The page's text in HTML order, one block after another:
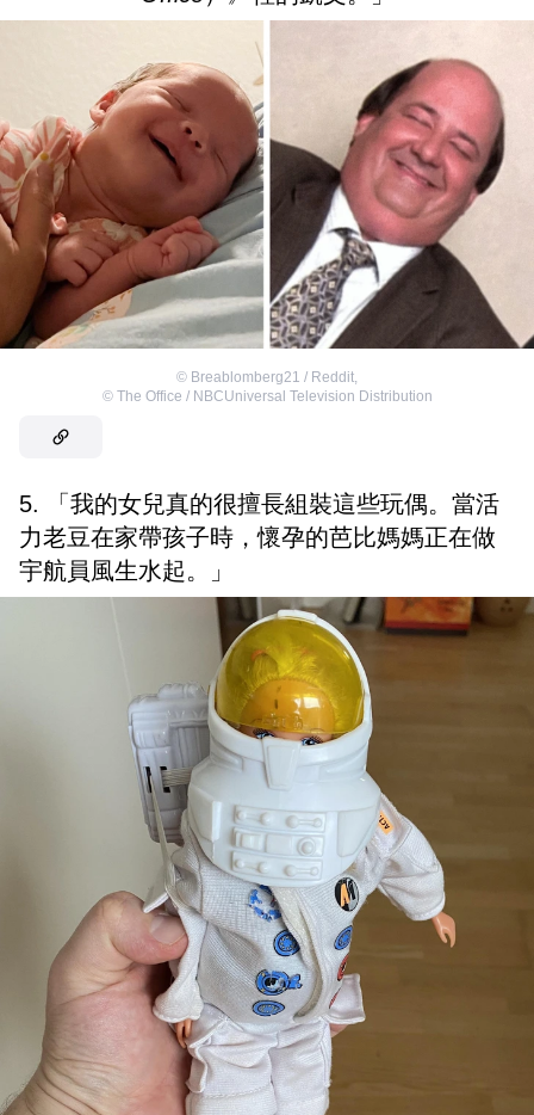
© Breablomberg21 / Reddit
© The Office / NBCUniversal Television Distribution
5. 「我的女兒真的很擅長組裝這些玩偶。當活
力老豆在家帶孩子時，懷孕的芭比媽媽正在做
宇航員風生水起。」